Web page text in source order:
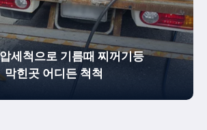
세척으로 기름때 찌꺼기등
막힌곳 어디든 척척